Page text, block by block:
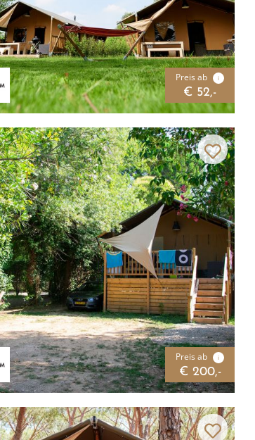
Preis ab i
€ 52,-
Preis ab i
€ 200,-